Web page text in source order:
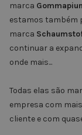
marca
estamos também
marca
continuar a
onde mais...
Todas elas são
empresa com
cliente e com